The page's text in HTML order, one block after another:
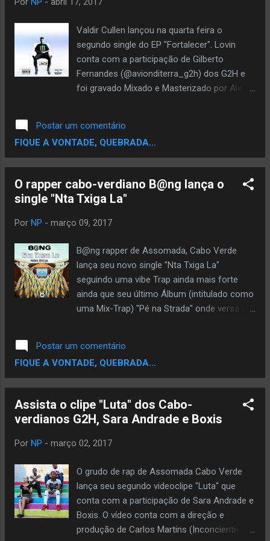
Borah Pro
Valdir Cullen lançou na quarta feira o
segundo single do EP "Fortalecer". Lovin
conta com a participação de Gilberto
Fernandes (@avionditerra_g2h) dos G2H e
foi gravado Mixado e Masterizado por Alexis
maturidade e determinação na sua carreira
musical, planejando novos horizontes e
procurando parceiros fortes para atingir o
Postar um comentário
FIQUE A VONTADE, QUEBRADA...
O rapper cabo-verdiano B@ng lança o
single "Nta Txiga La"
Por NP - março 09, 2017
B@ng rapper de Assomada, Cabo Verde
lança seu novo single "Nta Txiga La"
seguindo uma vibe Trap ainda mais forte
ainda que seu último Álbum (intitulado como
uma Mix-Trap) "Pé na Strada" onde versa em
Fernandes e Tania Soares e foi produzido
pela Borah Productions. Confira:
Postar um comentário
FIQUE A VONTADE, QUEBRADA...
Assista o clipe "Luta" dos Cabo-
verdianos G2H, Sara Andrade e Boxis
Por NP - março 02, 2017
O grudo de rap de Assomada Cabo Verde
lança seu segundo videoclipe "Luta" que
conta com a participação de Sara Andrade e
Boxis. O vídeo conta com a direção e
produção de Carlos Martins (Inconcienti-